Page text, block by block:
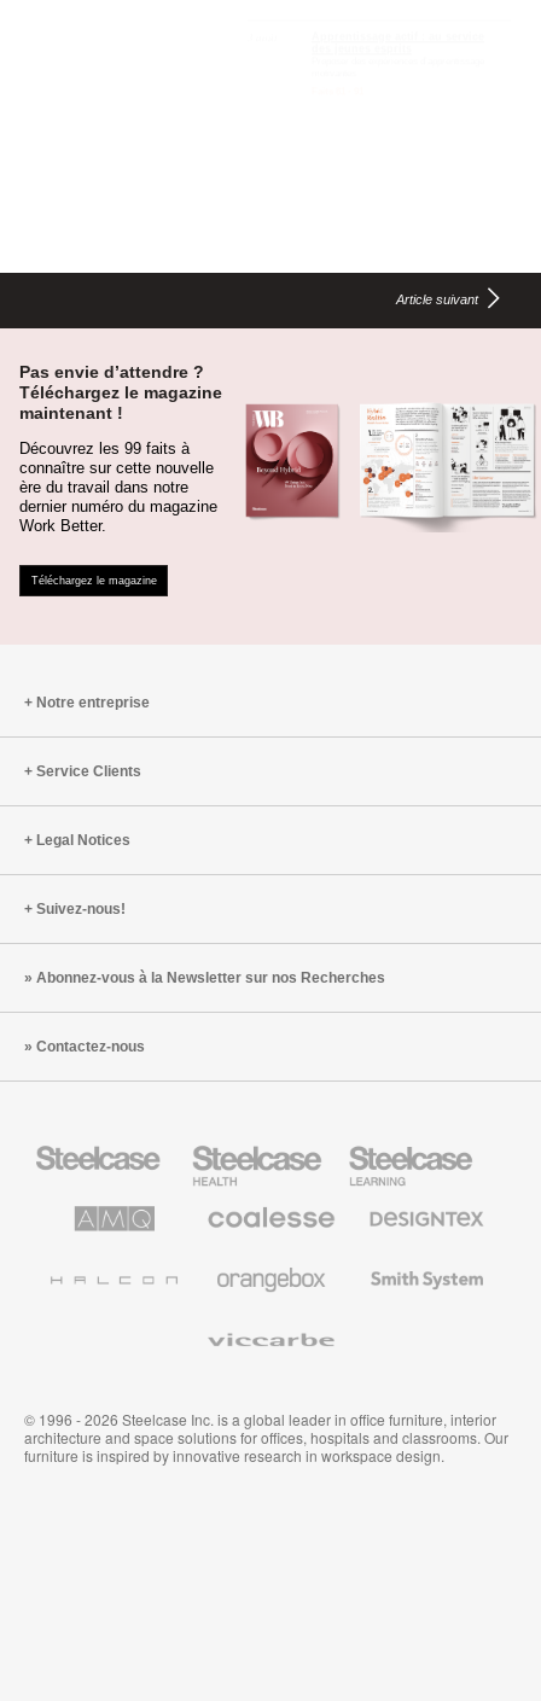
Article suivant
Pas envie d’attendre ?
Téléchargez le magazine
maintenant !
Découvrez les 99 faits à
connaître sur cette nouvelle
ère du travail dans notre
dernier numéro du magazine
Work Better.
Téléchargez le magazine
Notre entreprise
Service Clients
Legal Notices
Suivez-nous!
Abonnez-vous à la Newsletter sur nos Recherches
Contactez-nous
Health
Mobilier
pour
secteur
Solutions
Mobilier
Premium
Textiles
Muraux
System
© 1996 - 2026 Steelcase Inc. is a global leader in office furniture, interior
architecture and space solutions for offices, hospitals and classrooms. Our
furniture is inspired by innovative research in workspace design.